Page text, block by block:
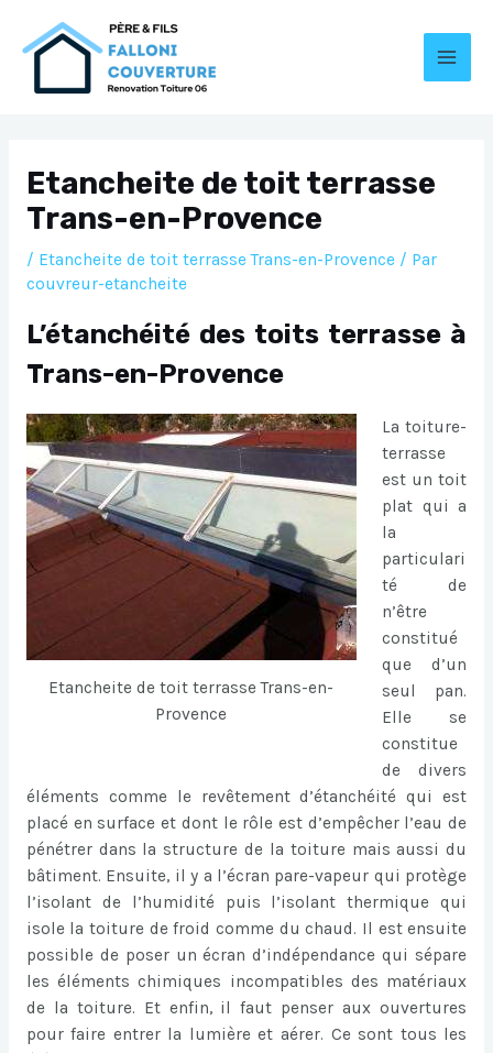
Etancheite de toit terrasse
Trans-en-Provence
/ Etancheite de toit terrasse Trans-en-Provence/ Par
couvreur-etancheite
L’étanchéité des toits terrasse à
Trans-en-Provence
Etancheite de toit terrasse Trans-en-
Provence
La toiture-
terrasse
est un toit
plat qui a
la
particulari
té de
n’être
constitué
que d’un
seul pan.
Elle se
constitue
de divers
éléments comme le revêtement d’étanchéité qui est
placé en surface et dont le rôle est d’empêcher l’eau de
pénétrer dans la structure de la toiture mais aussi du
bâtiment. Ensuite, il y a l’écran pare-vapeur qui protège
l’isolant de l’humidité puis l’isolant thermique qui
isole la toiture de froid comme du chaud. Il est ensuite
possible de poser un écran d’indépendance qui sépare
les éléments chimiques incompatibles des matériaux
de la toiture. Et enfin, il faut penser aux ouvertures
pour faire entrer la lumière et aérer. Ce sont tous les